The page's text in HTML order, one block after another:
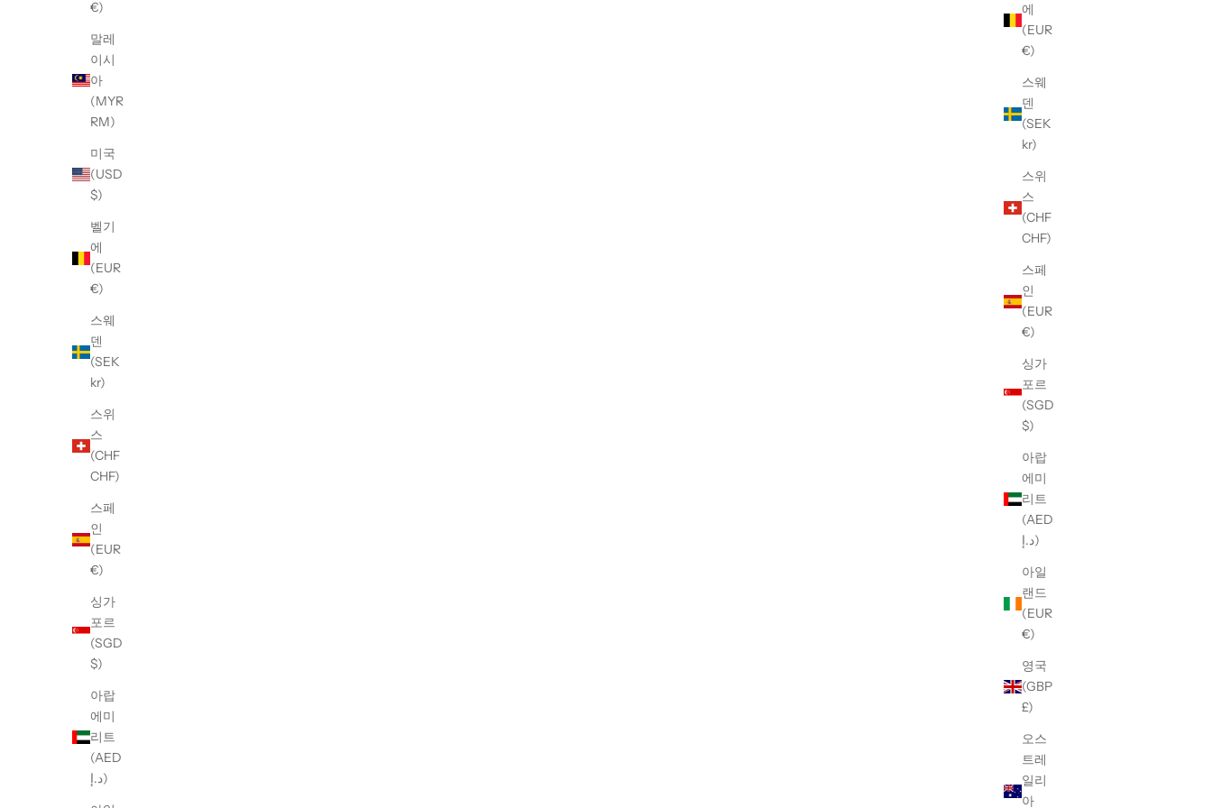
에
(EUR
€)
스웨
덴
(SEK
kr)
스위
스
(CHF
CHF)
스페
인
(EUR
€)
싱가
포르
(SGD
$)
아랍
에미
리트
(AED
د.إ)
아일
랜드
(EUR
€)
영국
(GBP
£)
오스
트레
일리
아
€)
말레
이시
아
(MYR
RM)
미국
(USD
$)
벨기
에
(EUR
€)
스웨
덴
(SEK
kr)
스위
스
(CHF
CHF)
스페
인
(EUR
€)
싱가
포르
(SGD
$)
아랍
에미
리트
(AED
د.إ)
【W/STUDIO】PAC-MAN GAME
MACHINE T-Shirt
【W/STUDIO】PAC-MAN HAPPY BDAY T-
Shirt
할인 가격
¥31,900
【W/STUDIO】PAC-MAN MONO BLACK
【W/STUDIO】PAC-MAN SKETCH T-Shirt
할인 가격
¥31,900